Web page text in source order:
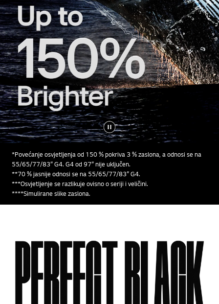
*Povećanje osvjetljenja od 150 % pokriva 3 % zaslona, a odnosi se na
55/65/77/83” G4. G4 od 97” nije uključen.
**70 % jasnije odnosi se na 55/65/77/83” G4.
***Osvjetljenje se razlikuje ovisno o seriji i veličini.
****Simulirane slike zaslona.